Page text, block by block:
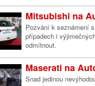
Mitsubishi na
Pozvání k seznámení
případech i
odmítnout.
Maserati na
Snad jedinou